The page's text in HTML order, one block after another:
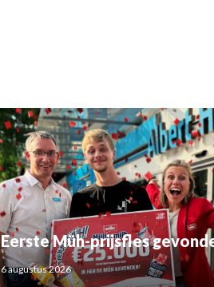
Eerste Müh-prijsfles
6 augustus 2026